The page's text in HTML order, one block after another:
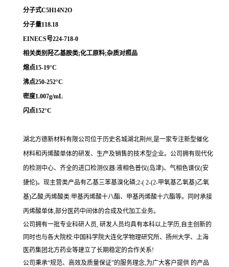
分子式C5H14N2O
分子量118.18
EINECS号224-718-0
相关类别羟乙基胺类;化工原料;杂质对照品
熔点15-19°C
沸点250-252°C
密度1.007g/mL
闪点152°C
湖北方德新材料有限公司位于历史名城湖北荆州,是一家专注新型催化
材料和丙烯酸单体的研发、生产及销售的技术型企业。公司拥有现代化
的检测中心、齐全的进口检测仪器:液相色普仪(岛津)、气相色谱仪(安
捷伦)。现主营类产品有乙基三苯基溴化磷;2-( 2-(2-甲氧基乙氧基)乙氧
基)乙酸;丙烯酸类:甲基丙烯酸十八酯、甲基丙烯酸十六酯等。同时承接
丙烯酸单体,部分医药中间体的合成及代加工业务。
公司拥有一批专业科研人员, 研发人员均具有本科以上学历,自主创新的
同时也与各大院校:中国科学院大连化学物理研究所、扬州大学、上海
医药集团北方药业等建立了长期稳定的合作关系!
公司秉承“规范、高效及质量保证”的服务理念,为广大客户提供 的产品